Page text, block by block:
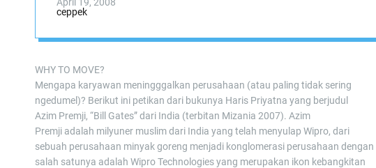
ceppek
WHY TO MOVE?
Mengapa karyawan meningggalkan perusahaan (atau paling tidak sering
ngedumel)? Berikut ini petikan dari bukunya Haris Priyatna yang berjudul
Azim Premji, “Bill Gates” dari India (terbitan Mizania 2007). Azim
Premji adalah milyuner muslim dari India yang telah menyulap Wipro, dari
sebuah perusahaan minyak goreng menjadi konglomerasi perusahaan dengan
salah satunya adalah Wipro Technologies yang merupakan ikon kebangkitan